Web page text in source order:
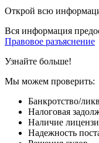
Открой всю
Вся информация
Правовое разъяснение
Узнайте больше!
Мы можем проверить:
Банкротство/
Налоговая
Наличие
Надежность